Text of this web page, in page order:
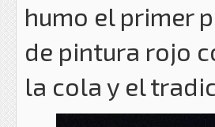
humo el primer
de pintura rojo
la cola y el